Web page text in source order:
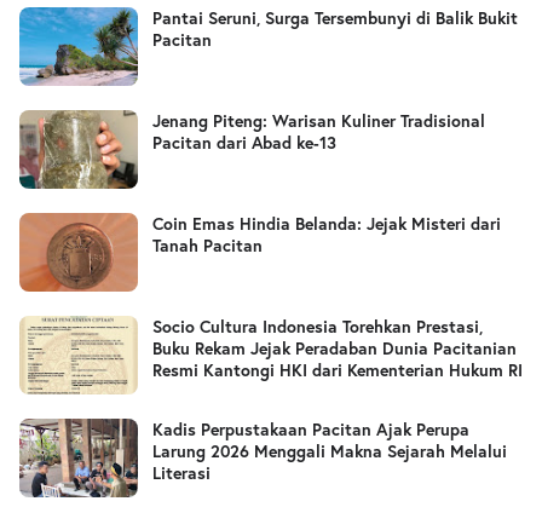
Pantai Seruni, Surga Tersembunyi di Balik Bukit
Pacitan
Jenang Piteng: Warisan Kuliner Tradisional
Pacitan dari Abad ke-13
Coin Emas Hindia Belanda: Jejak Misteri dari
Tanah Pacitan
Socio Cultura Indonesia Torehkan Prestasi,
Buku Rekam Jejak Peradaban Dunia Pacitanian
Resmi Kantongi HKI dari Kementerian Hukum RI
Kadis Perpustakaan Pacitan Ajak Perupa
Larung 2026 Menggali Makna Sejarah Melalui
Literasi